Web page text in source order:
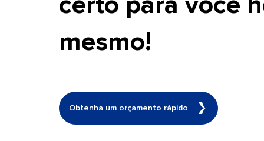
mesmo!
Obtenha um orçamento rápido